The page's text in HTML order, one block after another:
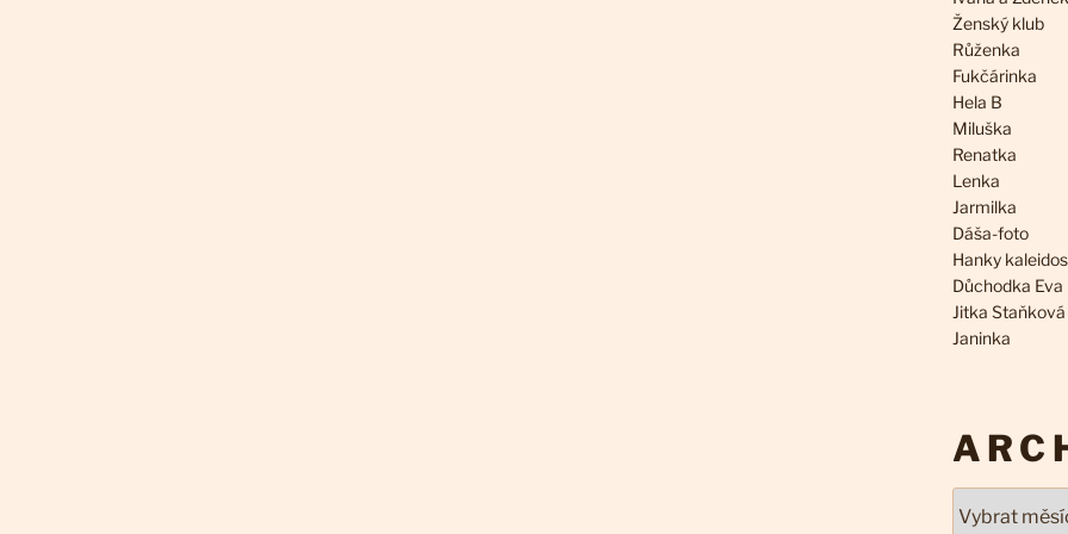
Ženský klub
Růženka
Fukčárinka
Hela B
Miluška
Renatka
Lenka
Jarmilka
Dáša-foto
Hanky
Důchodka Eva
Jitka Staňková
Janinka